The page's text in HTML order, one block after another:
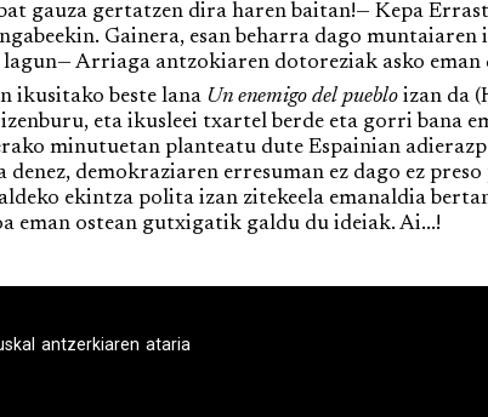
gauza gertatzen dira haren baitan!— Kepa
Gainera, esan beharra dago
Arriaga antzokiaren dotoreziak asko eman
beste lana Un enemigo del pueblo izan da
eta ikusleei txartel berde eta gorri bana
minutuetan planteatu dute Espainian
denez, demokraziaren erresuman ez dago ez
ekintza polita izan zitekeela emanaldia
eman ostean gutxigatik galdu du ideiak. Ai...!
antzerkiaren ataria